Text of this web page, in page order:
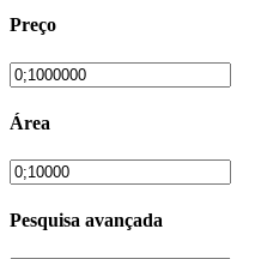
Preço
Área
Pesquisa avançada